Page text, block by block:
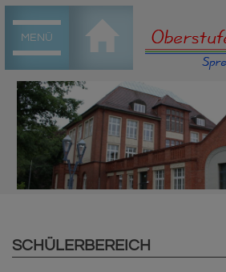
MENÜ
SCHÜLERBEREICH